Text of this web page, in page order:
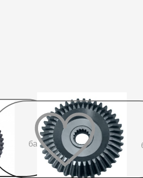
До
бажаного